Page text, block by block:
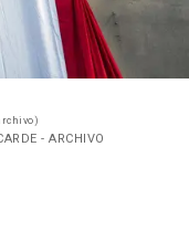
- ARCHIVO